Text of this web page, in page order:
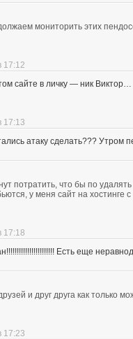
мониторить этих
17:12
сайте в личку — ник Виктор…
17:13
атаку сделать??? Утром
потратить, что бы по
у меня сайт на хостинге
17:18
Есть еще
и друг друга как только
17:23